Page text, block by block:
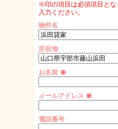
※印の項目は必須項目と
入力ください。
物件名
所在地
お名前 ※
メールアドレス ※
電話番号